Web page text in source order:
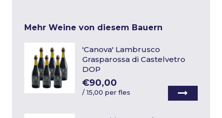
Mehr Weine von diesem Bauern
'Canova' Lambrusco
Grasparossa di Castelvetro
DOP
€90,00
/15,00 per fles